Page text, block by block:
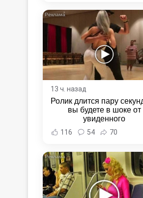
13 ч. назад
Ролик длится пару
вы будете в шоке от
увиденного
116 54 70